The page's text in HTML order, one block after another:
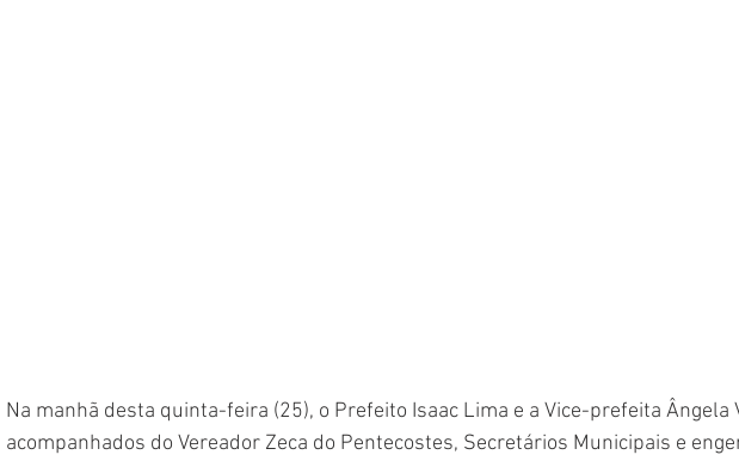
Na manhã desta quinta-feira (25), o Prefeito Isaac Lima e a Vice-prefeita Ângela
acompanhados do Vereador Zeca do Pentecostes, Secretários Municipais e